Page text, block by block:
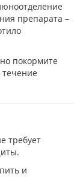
препарата –
покормите
требует
и